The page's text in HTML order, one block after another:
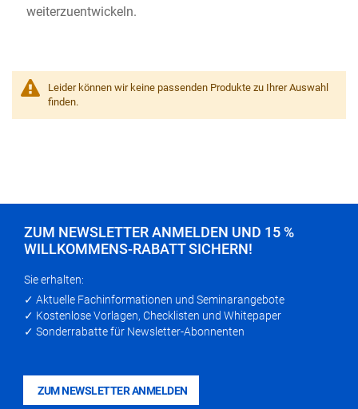
weiterzuentwickeln.
Leider können wir keine passenden Produkte zu Ihrer Auswahl
finden.
ZUM NEWSLETTER ANMELDEN UND 15 %
WILLKOMMENS-RABATT SICHERN!
Sie erhalten:
✓ Aktuelle Fachinformationen und Seminarangebote
✓ Kostenlose Vorlagen, Checklisten und Whitepaper
✓ Sonderrabatte für Newsletter-Abonnenten
ZUM NEWSLETTER ANMELDEN